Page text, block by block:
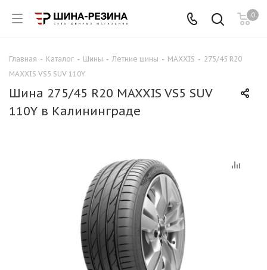
0
Главная - Каталог - Шины - Летние шины - MAXXIS - 275/45 R20
MAXXIS VS5 SUV 110Y
Шина 275/45 R20 MAXXIS VS5 SUV
110Y в Калининграде